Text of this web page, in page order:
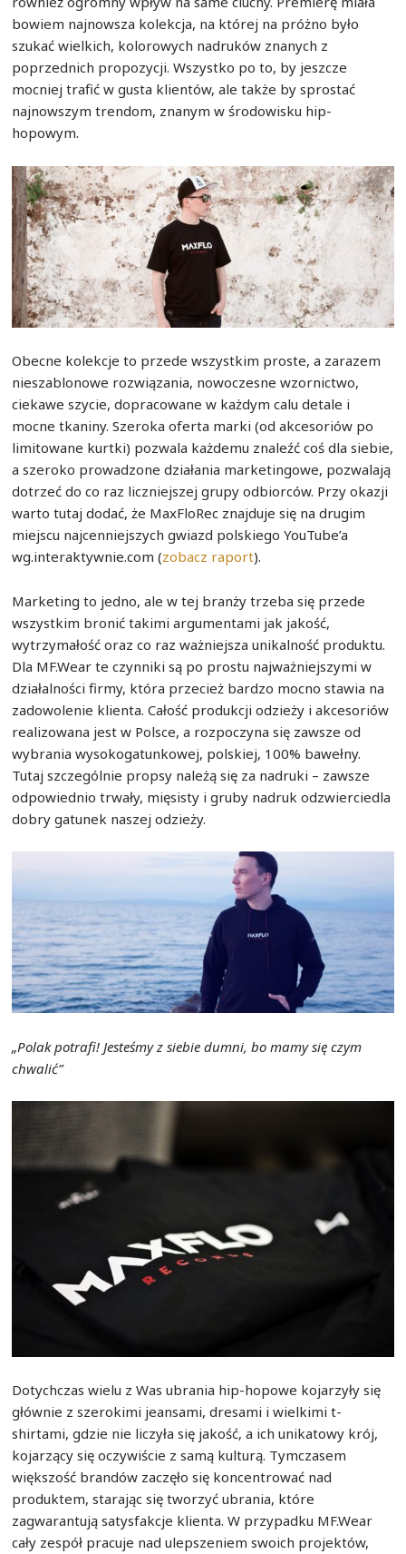
bowiem najnowsza kolekcja, na której na próżno było
szukać wielkich, kolorowych nadruków znanych z
poprzednich propozycji. Wszystko po to, by jeszcze
mocniej trafić w gusta klientów, ale także by sprostać
najnowszym trendom, znanym w środowisku hip-
hopowym.
Obecne kolekcje to przede wszystkim proste, a zarazem
nieszablonowe rozwiązania, nowoczesne wzornictwo,
ciekawe szycie, dopracowane w każdym calu detale i
mocne tkaniny. Szeroka oferta marki (od akcesoriów po
limitowane kurtki) pozwala każdemu znaleźć coś dla siebie,
a szeroko prowadzone działania marketingowe, pozwalają
dotrzeć do co raz liczniejszej grupy odbiorców. Przy okazji
warto tutaj dodać, że MaxFloRec znajduje się na drugim
miejscu najcenniejszych gwiazd polskiego YouTube’a
wg.interaktywnie.com (zobacz raport).
Marketing to jedno, ale w tej branży trzeba się przede
wszystkim bronić takimi argumentami jak jakość,
wytrzymałość oraz co raz ważniejsza unikalność produktu.
Dla MF.Wear te czynniki są po prostu najważniejszymi w
działalności firmy, która przecież bardzo mocno stawia na
zadowolenie klienta. Całość produkcji odzieży i akcesoriów
realizowana jest w Polsce, a rozpoczyna się zawsze od
wybrania wysokogatunkowej, polskiej, 100% bawełny.
Tutaj szczególnie propsy należą się za nadruki – zawsze
odpowiednio trwały, mięsisty i gruby nadruk odzwierciedla
dobry gatunek naszej odzieży.
„Polak potrafi! Jesteśmy z siebie dumni, bo mamy się czym
chwalić”
Dotychczas wielu z Was ubrania hip-hopowe kojarzyły się
głównie z szerokimi jeansami, dresami i wielkimi t-
shirtami, gdzie nie liczyła się jakość, a ich unikatowy krój,
kojarzący się oczywiście z samą kulturą. Tymczasem
większość brandów zaczęło się koncentrować nad
produktem, starając się tworzyć ubrania, które
zagwarantują satysfakcje klienta. W przypadku MF.Wear
cały zespół pracuje nad ulepszeniem swoich projektów,